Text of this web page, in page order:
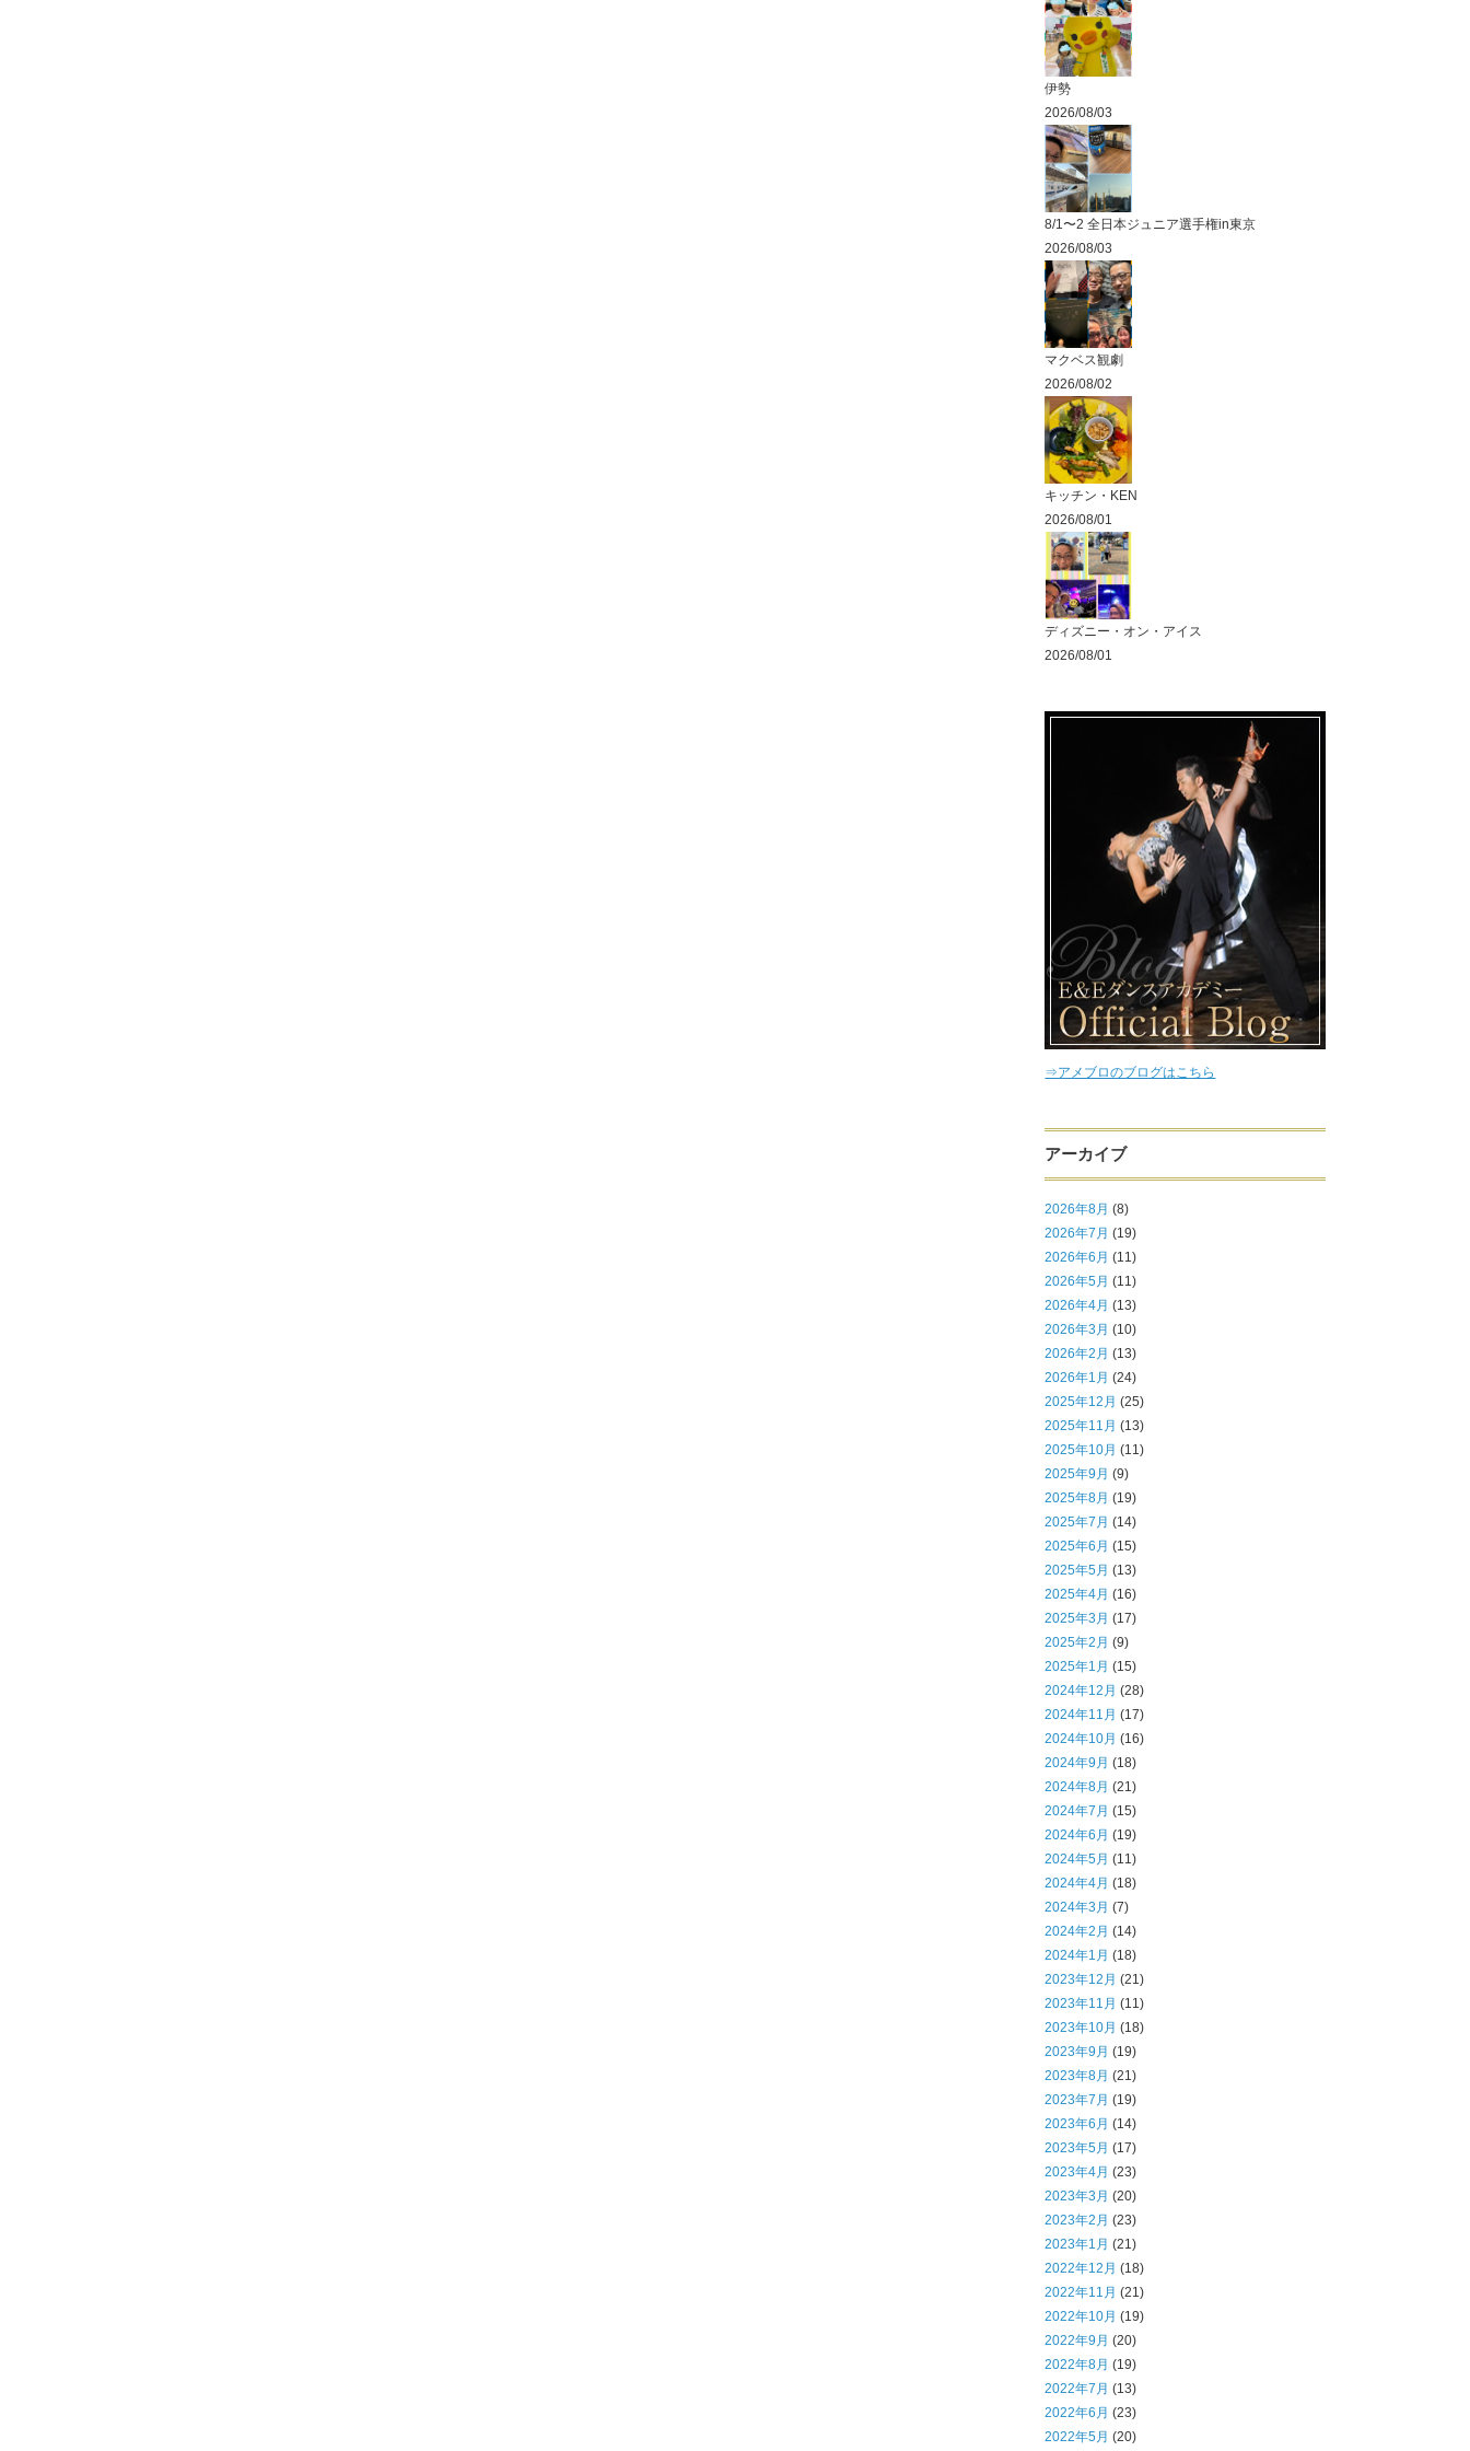
伊勢
2026/08/03
8/1〜2 全日本ジュニア選手権in東京
2026/08/03
マクベス観劇
2026/08/02
キッチン・KEN
2026/08/01
ディズニー・オン・アイス
2026/08/01
⇒アメブロのブログはこちら
アーカイブ
2026年8月 (8)
2026年7月 (19)
2026年6月 (11)
2026年5月 (11)
2026年4月 (13)
2026年3月 (10)
2026年2月 (13)
2026年1月 (24)
2025年12月 (25)
2025年11月 (13)
2025年10月 (11)
2025年9月 (9)
2025年8月 (19)
2025年7月 (14)
2025年6月 (15)
2025年5月 (13)
2025年4月 (16)
2025年3月 (17)
2025年2月 (9)
2025年1月 (15)
2024年12月 (28)
2024年11月 (17)
2024年10月 (16)
2024年9月 (18)
2024年8月 (21)
2024年7月 (15)
2024年6月 (19)
2024年5月 (11)
2024年4月 (18)
2024年3月 (7)
2024年2月 (14)
2024年1月 (18)
2023年12月 (21)
2023年11月 (11)
2023年10月 (18)
2023年9月 (19)
2023年8月 (21)
2023年7月 (19)
2023年6月 (14)
2023年5月 (17)
2023年4月 (23)
2023年3月 (20)
2023年2月 (23)
2023年1月 (21)
2022年12月 (18)
2022年11月 (21)
2022年10月 (19)
2022年9月 (20)
2022年8月 (19)
2022年7月 (13)
2022年6月 (23)
2022年5月 (20)